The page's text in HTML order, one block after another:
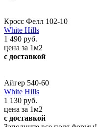
Кросс Фелл 102-10
White Hills
1 490 руб.
цена за 1м2
с доставкой
Айгер 540-60
White Hills
1 130 руб.
цена за 1м2
с доставкой